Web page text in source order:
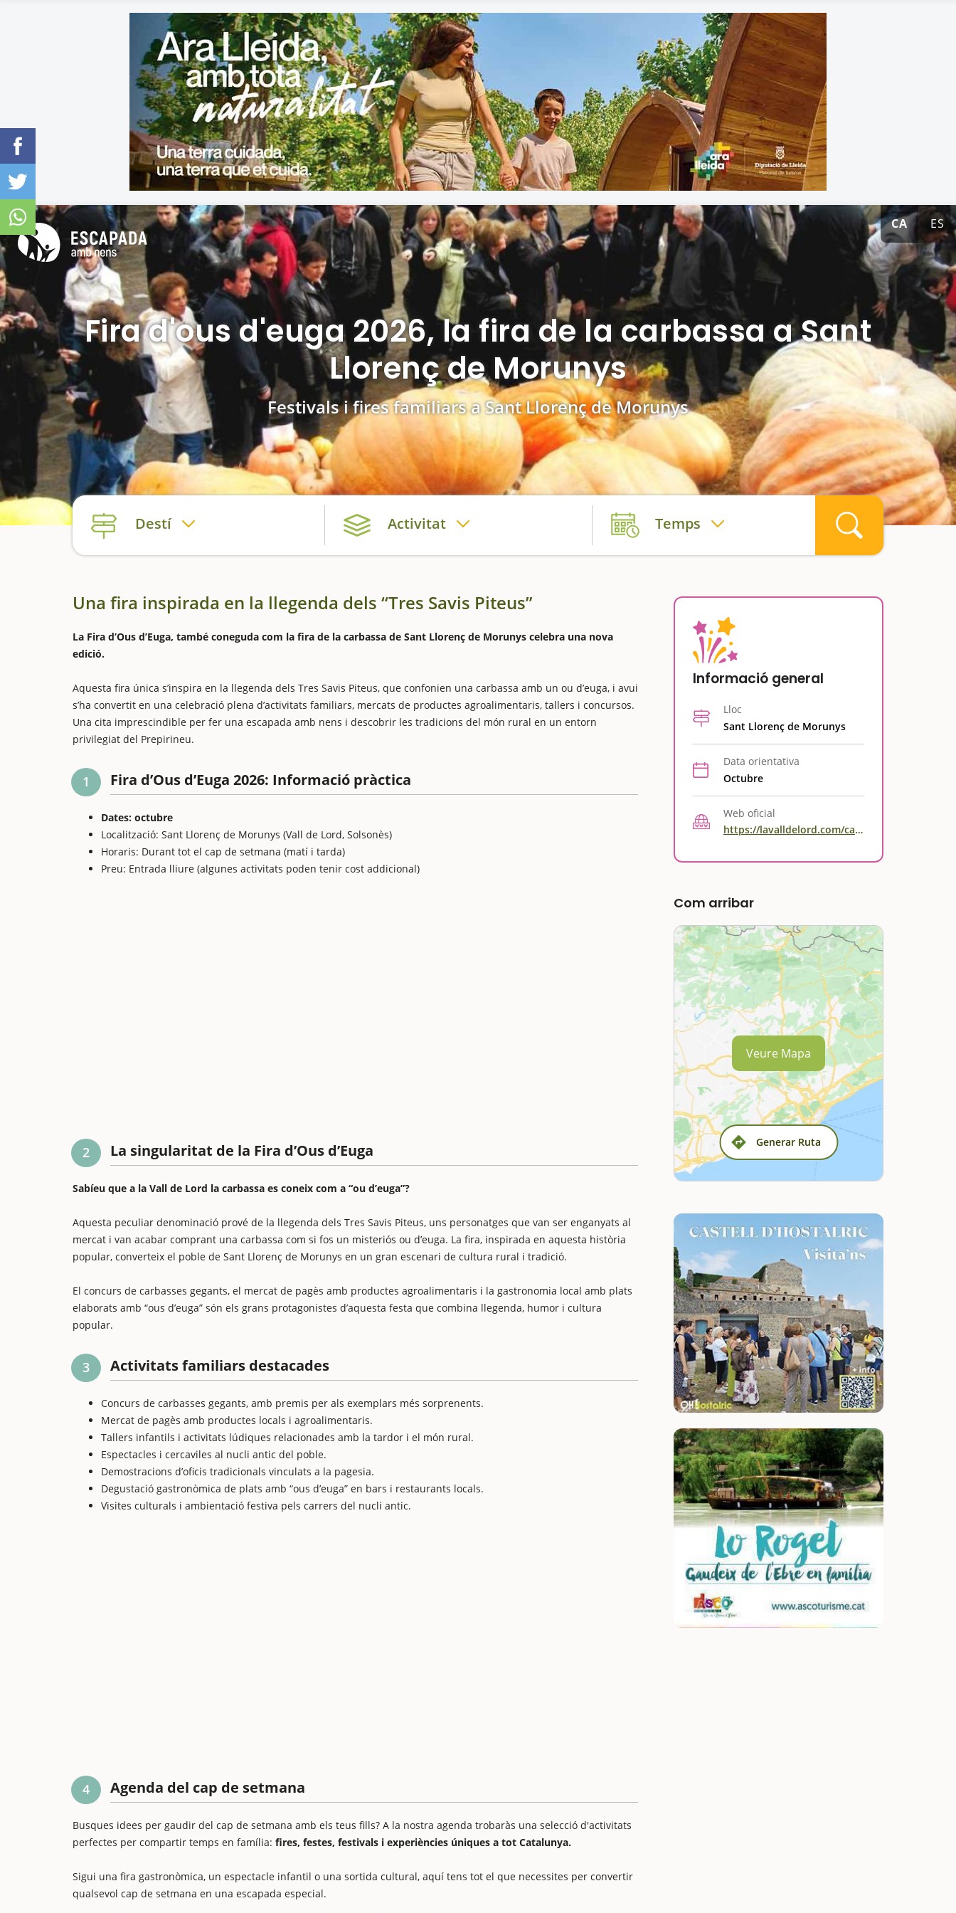
CA ES
Fira d'ous d'euga 2026, la fira de la carbassa a Sant
Llorenç de Morunys
Festivals i fires familiars a Sant Llorenç de Morunys
Destí Activitat Temps
Una fira inspirada en la llegenda dels “Tres Savis Piteus”
La Fira d’Ous d’Euga, també coneguda com la fira de la carbassa de Sant Llorenç de Morunys celebra una nova
edició.
Aquesta fira única s’inspira en la llegenda dels Tres Savis Piteus, que confonien una carbassa amb un ou d’euga, i avui
s’ha convertit en una celebració plena d’activitats familiars, mercats de productes agroalimentaris, tallers i concursos.
Una cita imprescindible per fer una escapada amb nens i descobrir les tradicions del món rural en un entorn
privilegiat del Prepirineu.
1 Fira d’Ous d’Euga 2026: Informació pràctica
Dates: octubre
Localització: Sant Llorenç de Morunys (Vall de Lord, Solsonès)
Horaris: Durant tot el cap de setmana (matí i tarda)
Preu: Entrada lliure (algunes activitats poden tenir cost addicional)
2 La singularitat de la Fira d’Ous d’Euga
Sabíeu que a la Vall de Lord la carbassa es coneix com a “ou d’euga”?
Aquesta peculiar denominació prové de la llegenda dels Tres Savis Piteus, uns personatges que van ser enganyats al
mercat i van acabar comprant una carbassa com si fos un misteriós ou d’euga. La fira, inspirada en aquesta història
popular, converteix el poble de Sant Llorenç de Morunys en un gran escenari de cultura rural i tradició.
El concurs de carbasses gegants, el mercat de pagès amb productes agroalimentaris i la gastronomia local amb plats
elaborats amb “ous d’euga” són els grans protagonistes d’aquesta festa que combina llegenda, humor i cultura
popular.
3 Activitats familiars destacades
Concurs de carbasses gegants, amb premis per als exemplars més sorprenents.
Mercat de pagès amb productes locals i agroalimentaris.
Tallers infantils i activitats lúdiques relacionades amb la tardor i el món rural.
Espectacles i cercaviles al nucli antic del poble.
Demostracions d’oficis tradicionals vinculats a la pagesia.
Degustació gastronòmica de plats amb “ous d’euga” en bars i restaurants locals.
Visites culturals i ambientació festiva pels carrers del nucli antic.
4 Agenda del cap de setmana
Busques idees per gaudir del cap de setmana amb els teus fills? A la nostra agenda trobaràs una selecció d'activitats
perfectes per compartir temps en família: fires, festes, festivals i experiències úniques a tot Catalunya.
Sigui una fira gastronòmica, un espectacle infantil o una sortida cultural, aquí tens tot el que necessites per convertir
qualsevol cap de setmana en una escapada especial.
Informació general
Lloc
Sant Llorenç de Morunys
Data orientativa
Octubre
Web oficial
https://lavalldelord.com/ca/esdeveniments/fira-dous-deuga-i-mercat-del-pages/
Com arribar
Generar Ruta
Veure Mapa